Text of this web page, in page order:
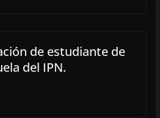
de estudiante de
del IPN.